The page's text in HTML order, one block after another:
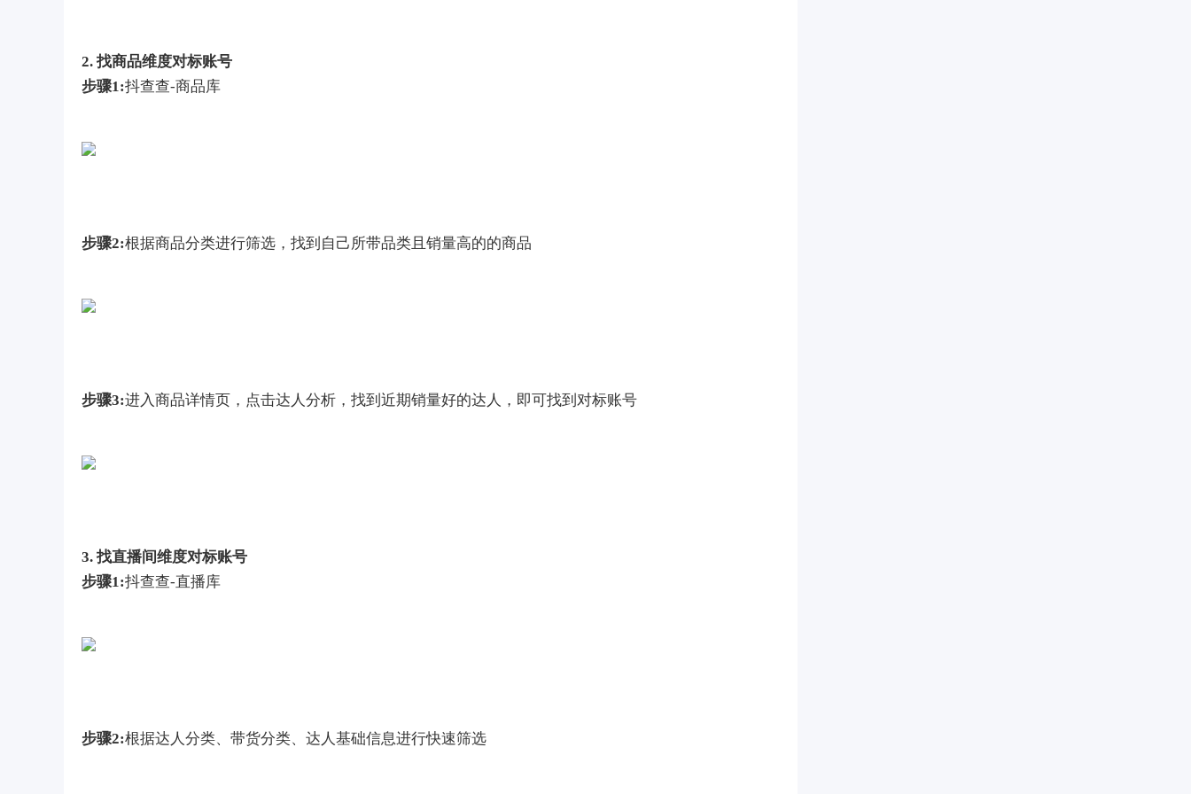
2. 找商品维度对标账号
步骤1:抖查查-商品库
步骤2:根据商品分类进行筛选，找到自己所带品类且销量高的的商品
步骤3:进入商品详情页，点击达人分析，找到近期销量好的达人，即可找到对标账号
3. 找直播间维度对标账号
步骤1:抖查查-直播库
步骤2:根据达人分类、带货分类、达人基础信息进行快速筛选